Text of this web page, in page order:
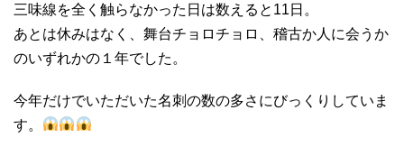
三味線を全く触らなかった日は数えると11日。
あとは休みはなく、舞台チョロチョロ、稽古か人に会うか
のいずれかの１年でした。
今年だけでいただいた名刺の数の多さにびっくりしていま
す。